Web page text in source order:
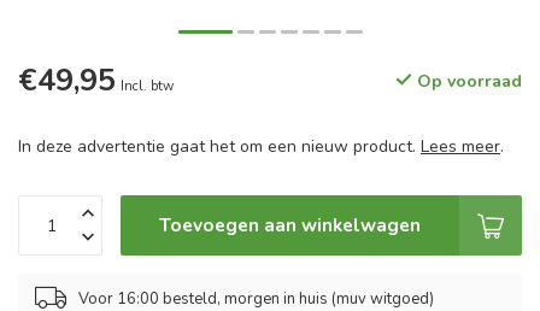
€49,95 Incl. btw Op voorraad
In deze advertentie gaat het om een nieuw product. Lees meer.
Toevoegen aan winkelwagen
Voor 16:00 besteld, morgen in huis (muv witgoed)